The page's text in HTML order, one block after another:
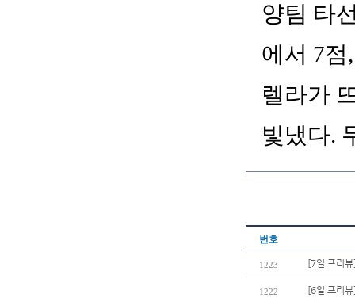
양팀 타
에서 7
렐라가
빛냈다.
번호
1223 [7일 프리
1222 [6일 프리